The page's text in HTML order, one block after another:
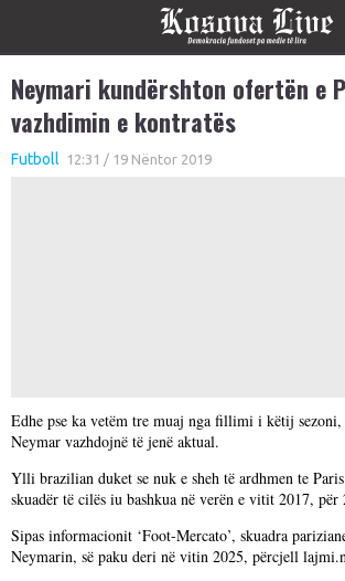
Neymari kundërshton ofertën e
vazhdimin e kontratës
Futboll 12:31 / 19 Nëntor 2019
Edhe pse ka vetëm tre muaj nga fillimi i këtij
Neymar vazhdojnë të jenë aktual.
Ylli brazilian duket se nuk e sheh të ardhmen te
skuadër të cilës iu bashkua në verën e vitit 2017,
Sipas informacionit ‘Foot-Mercato’, skuadra
Neymarin, së paku deri në vitin 2025, përcjell